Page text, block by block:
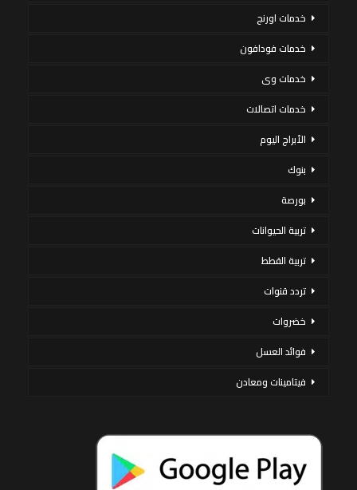
خدمات اورنج
خدمات فودافون
خدمات وى
خدمات اتصالات
الأبراج اليوم
بنوك
بورصة
تربية الحيوانات
تربية القطط
تردد قنوات
خضروات
فوائد العسل
فيتامينات ومعادن